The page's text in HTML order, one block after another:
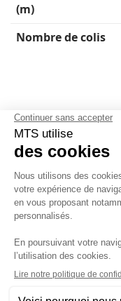
(m)
Nombre de colis
Français
Mentions légales, politique
Conditions générales de